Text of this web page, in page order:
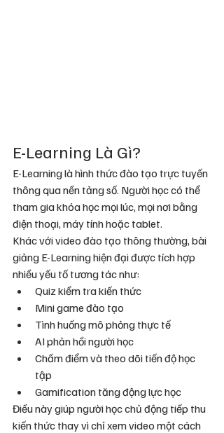
E-Learning Là Gì?
E-Learning là hình thức đào tạo trực tuyến
thông qua nền tảng số. Người học có thể
tham gia khóa học mọi lúc, mọi nơi bằng
điện thoại, máy tính hoặc tablet.
Khác với video đào tạo thông thường, bài
giảng E-Learning hiện đại được tích hợp
nhiều yếu tố tương tác như:
Quiz kiểm tra kiến thức
Mini game đào tạo
Tình huống mô phỏng thực tế
AI phản hồi người học
Chấm điểm và theo dõi tiến độ học
tập
Gamification tăng động lực học
Điều này giúp người học chủ động tiếp thu
kiến thức thay vì chỉ xem video một cách